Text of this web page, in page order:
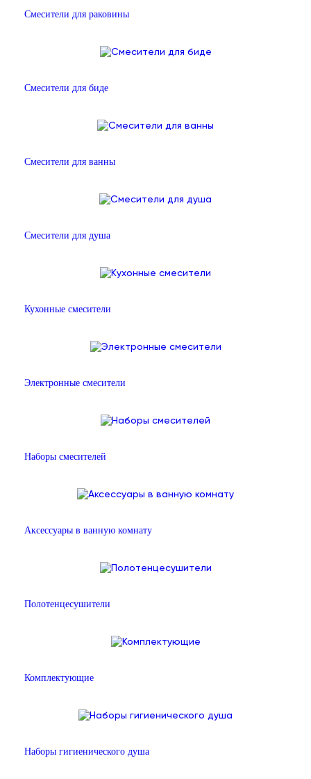
Смесители для раковины
Смесители для биде
Смесители для ванны
Смесители для душа
Кухонные смесители
Электронные смесители
Наборы смесителей
Аксессуары в ванную комнату
Полотенцесушители
Комплектующие
Наборы гигиенического душа